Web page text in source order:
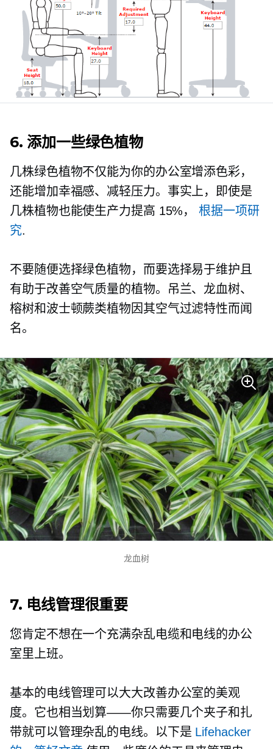
6. 添加一些绿色植物
几株绿色植物不仅能为你的办公室增添色彩，
还能增加幸福感、减轻压力。事实上，即使是
几株植物也能使生产力提高 15%，根据一项研
究.
不要随便选择绿色植物，而要选择易于维护且
有助于改善空气质量的植物。吊兰、龙血树、
榕树和波士顿蕨类植物因其空气过滤特性而闻
名。
龙血树
7. 电线管理很重要
您肯定不想在一个充满杂乱电缆和电线的办公
室里上班。
基本的电线管理可以大大改善办公室的美观
度。它也相当划算——你只需要几个夹子和扎
带就可以管理杂乱的电线。以下是 Lifehacker